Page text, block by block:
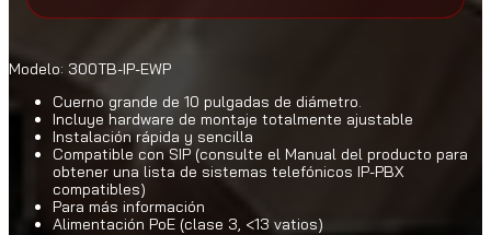
Modelo: 300TB-IP-EWP
Cuerno grande de 10 pulgadas de diámetro.
Incluye hardware de montaje totalmente ajustable
Instalación rápida y sencilla
Compatible con SIP (consulte el Manual del producto para
obtener una lista de sistemas telefónicos IP-PBX
compatibles)
Para más información
Alimentación PoE (clase 3, <13 vatios)